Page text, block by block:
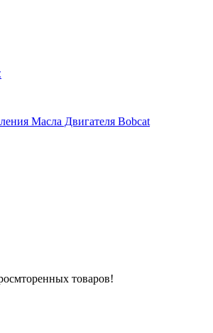
Масла Двигателя Bobcat
товаров!